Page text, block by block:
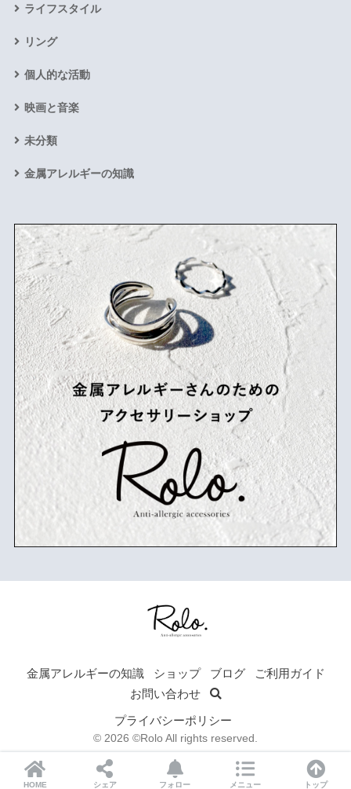
ライフスタイル
リング
個人的な活動
映画と音楽
未分類
金属アレルギーの知識
金属アレルギーの知識 ショップ ブログ
ご利用ガイド
お問い合わせ
プライバシーポリシー
© 2026 ©Rolo All rights reserved.
HOME シェア フォロー メニュー トップ